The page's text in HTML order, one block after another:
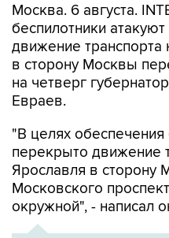
Москва. 6 августа.
беспилотники
движение
в сторону Москвы
на четверг
Евраев.
"В целях обеспечения
перекрыто движение
Ярославля в сторону
Московского
окружной", - написал